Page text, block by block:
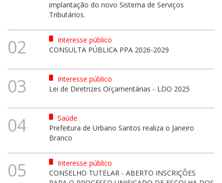
implantação do novo Sistema de Serviços
Tributários.
02
Interesse público
CONSULTA PÚBLICA PPA 2026-2029
03
Interesse público
Lei de Diretrizes Orçamentárias - LDO 2025
04
Saúde
Prefeitura de Urbano Santos realiza o Janeiro
Branco
05
Interesse público
CONSELHO TUTELAR - ABERTO INSCRIÇÕES